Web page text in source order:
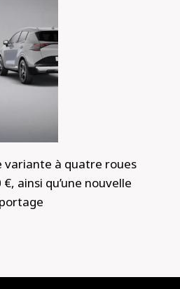
variante à quatre roues
ainsi qu’une nouvelle